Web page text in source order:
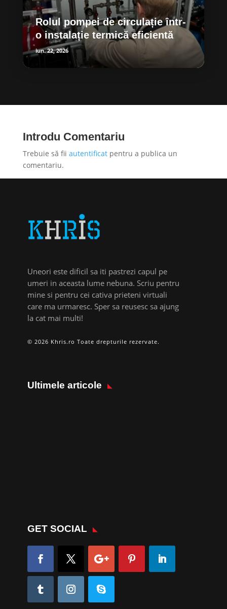
Rolul pompei de circulație într-
o instalație termică eficientă
iun. 22, 2026
Introdu Comentariu
Trebuie să fii autentificatpentru a publica un
comentariu.
Uneori este dificil sa iti pastrezi capul pe
umeri in aceasta lume nebuna. Scriu pentru
mine si pentru cei cativa prieteni virtuali
care ma urmaresc. Sper sa reusesc sa ajung
la cat mai multi!
© 2026 Khris.ro Toate drepturile rezervate.
Ultimele articole
GET SOCIAL